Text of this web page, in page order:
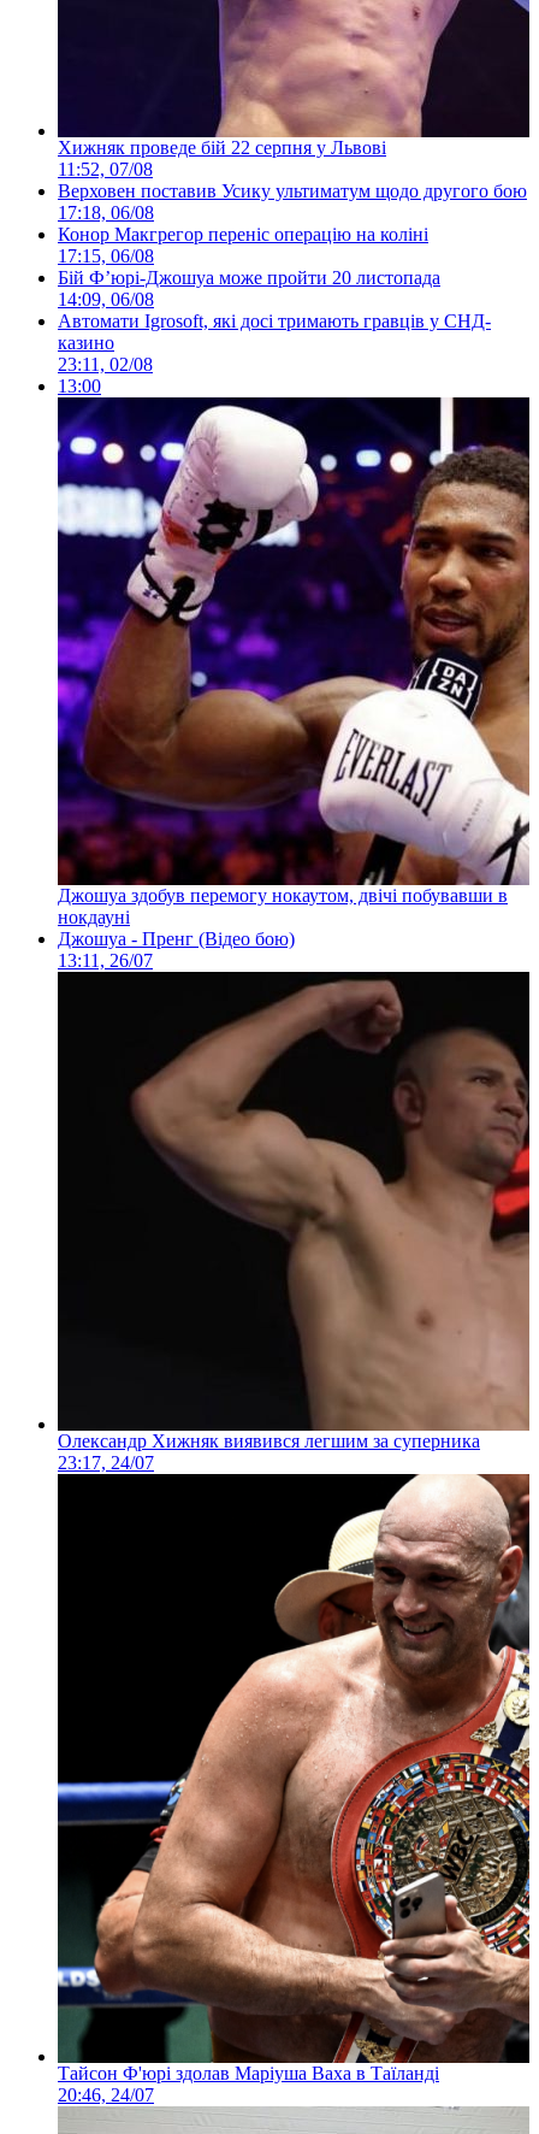
Хижняк проведе бій 22 серпня у Львові
11:52, 07/08
Верховен поставив Усику ультиматум щодо другого бою
17:18, 06/08
Конор Макгрегор переніс операцію на коліні
17:15, 06/08
Бій Ф’юрі-Джошуа може пройти 20 листопада
14:09, 06/08
Автомати Igrosoft, які досі тримають гравців у СНД-
казино
23:11, 02/08
13:00
Джошуа здобув перемогу нокаутом, двічі побувавши в
нокдауні
Джошуа - Пренг (Відео бою)
13:11, 26/07
Олександр Хижняк виявився легшим за суперника
23:17, 24/07
Тайсон Ф'юрі здолав Маріуша Ваха в Таїланді
20:46, 24/07